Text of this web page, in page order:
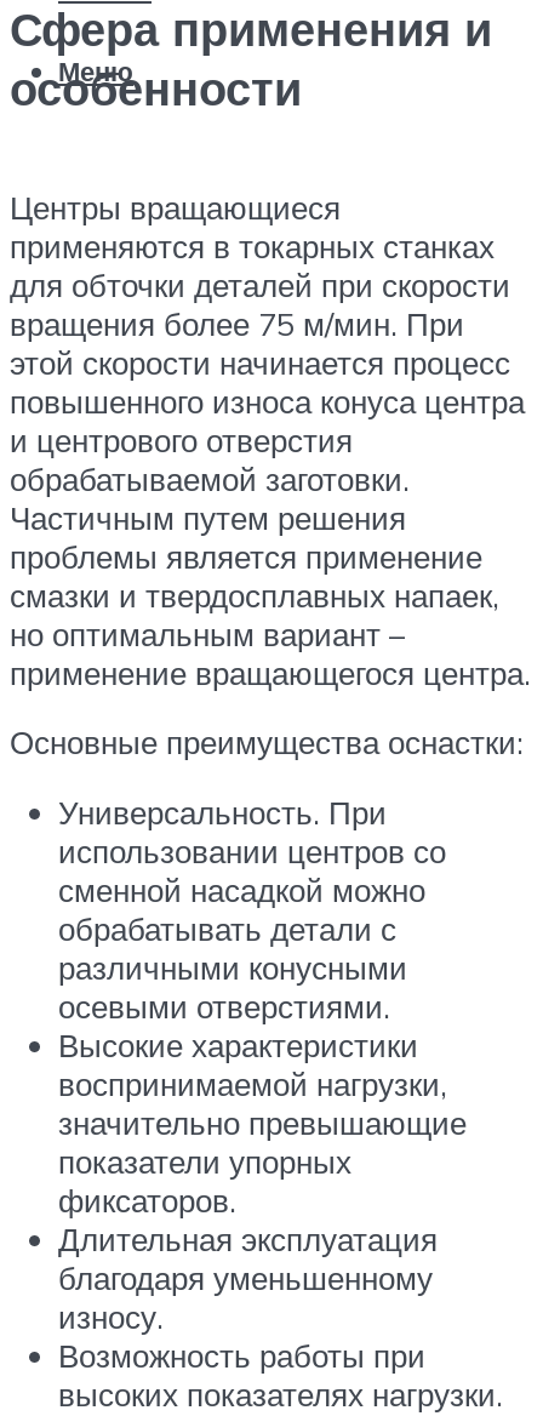
Меню
Сфера применения и
особенности
Центры вращающиеся
применяются в токарных станках
для обточки деталей при скорости
вращения более 75 м/мин. При
этой скорости начинается процесс
повышенного износа конуса центра
и центрового отверстия
обрабатываемой заготовки.
Частичным путем решения
проблемы является применение
смазки и твердосплавных напаек,
но оптимальным вариант –
применение вращающегося центра.
Основные преимущества оснастки:
Универсальность. При
использовании центров со
сменной насадкой можно
обрабатывать детали с
различными конусными
осевыми отверстиями.
Высокие характеристики
воспринимаемой нагрузки,
значительно превышающие
показатели упорных
фиксаторов.
Длительная эксплуатация
благодаря уменьшенному
износу.
Возможность работы при
высоких показателях нагрузки.